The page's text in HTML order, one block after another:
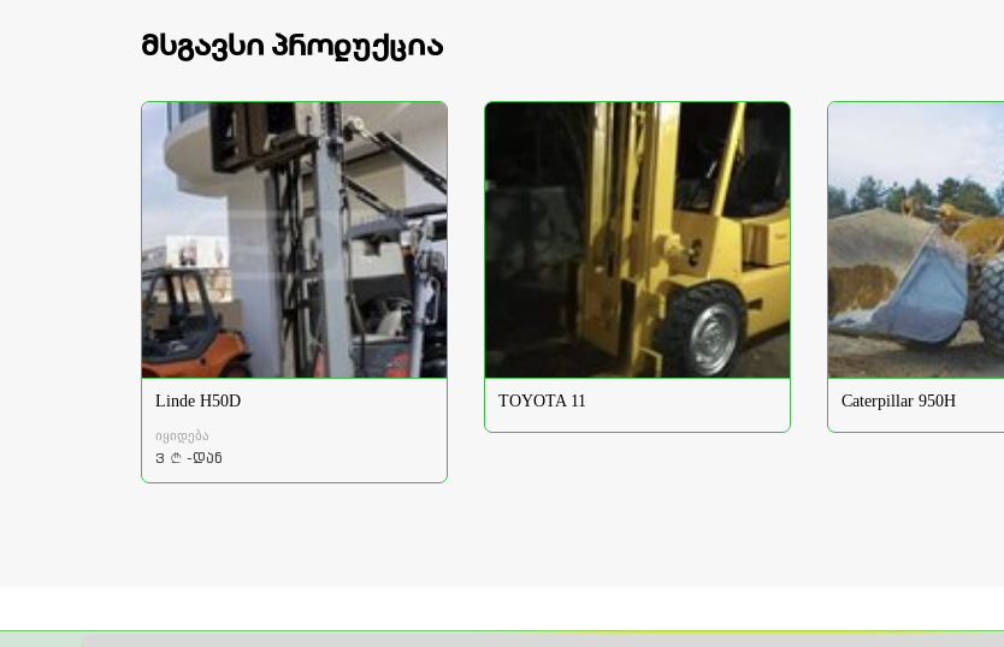
მსგავსი პროდუქცია
Linde H50D
იყიდება
3 a -დან
TOYOTA 11 Caterpillar 950H